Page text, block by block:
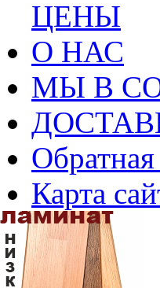
ЦЕНЫ
О НАС
МЫ В
Обратная
Карта